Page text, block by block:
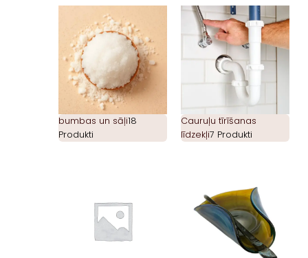
bumbas un sāļi18
Produkti
Cauruļu tīrīšanas
līdzekļi7 Produkti